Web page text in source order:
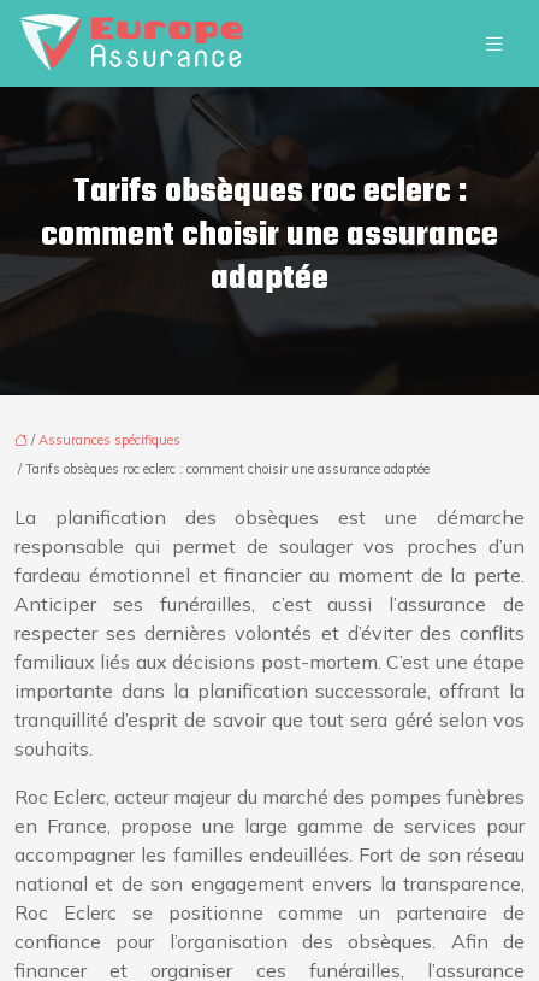
Tarifs obsèques roc eclerc :
comment choisir une assurance
adaptée
/Assurances spécifiques
/ Tarifs obsèques roc eclerc : comment choisir une assurance adaptée
La planification des obsèques est une démarche
responsable qui permet de soulager vos proches d’un
fardeau émotionnel et financier au moment de la perte.
Anticiper ses funérailles, c’est aussi l’assurance de
respecter ses dernières volontés et d’éviter des conflits
familiaux liés aux décisions post-mortem. C’est une étape
importante dans la planification successorale, offrant la
tranquillité d’esprit de savoir que tout sera géré selon vos
souhaits.
Roc Eclerc, acteur majeur du marché des pompes funèbres
en France, propose une large gamme de services pour
accompagner les familles endeuillées. Fort de son réseau
national et de son engagement envers la transparence,
Roc Eclerc se positionne comme un partenaire de
confiance pour l’organisation des obsèques. Afin de
financer et organiser ces funérailles, l’assurance